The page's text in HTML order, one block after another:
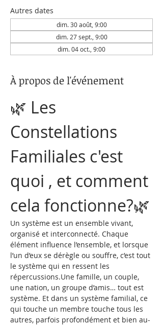
Autres dates
dim. 30 août, 9:00
dim. 27 sept., 9:00
dim. 04 oct., 9:00
À propos de l'événement
🌿 Les
Constellations
Familiales c'est
quoi , et comment
cela fonctionne?🌿
Un système est un ensemble vivant,
organisé et interconnecté. Chaque
élément influence l’ensemble, et lorsque
l’un d’eux se dérègle ou souffre, c’est tout
le système qui en ressent les
répercussions.Une famille, un couple,
une nation, un groupe d’amis… tout est
système. Et dans un système familial, ce
qui touche un membre touche tous les
autres, parfois profondément et bien au-